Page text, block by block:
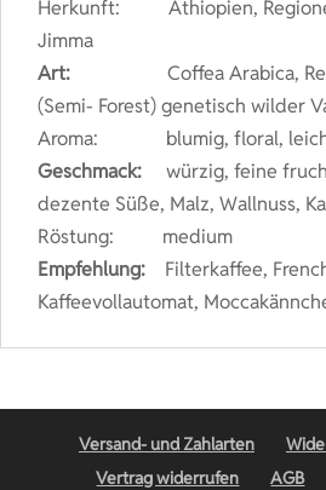
Herkunft: Äthiopien,
Jimma
Art: Coffea Arabica,
(Semi- Forest) genetisch wilder
Aroma: blumig, floral,
Geschmack: würzig, feine
dezente Süße, Malz, Wallnuss,
Röstung:
medium
Empfehlung: Filterkaffee,
Kaffeevollautomat,
Versand- und Zahlarten
Vertrag widerrufen
AGB